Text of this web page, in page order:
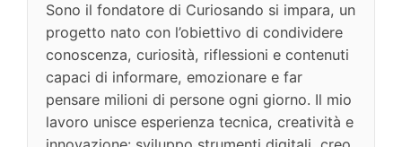
Sono il fondatore di Curiosando si impara, un
progetto nato con l’obiettivo di condividere
conoscenza, curiosità, riflessioni e contenuti
capaci di informare, emozionare e far
pensare milioni di persone ogni giorno. Il mio
lavoro unisce esperienza tecnica, creatività e